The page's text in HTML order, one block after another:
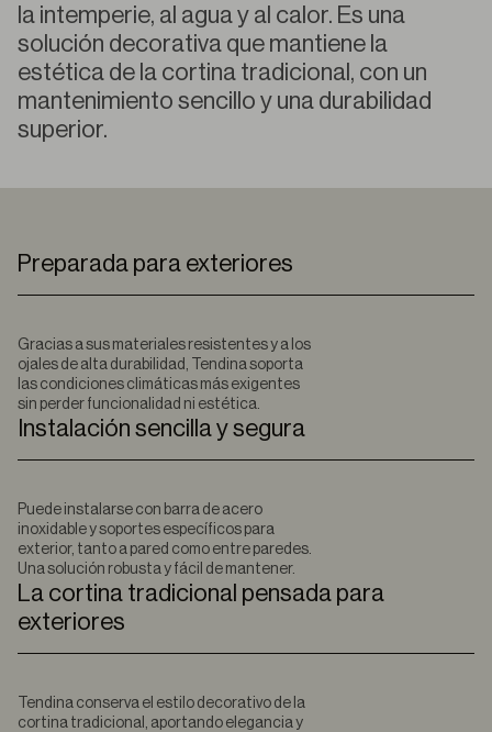
la intemperie, al agua y al calor. Es una
solución decorativa que mantiene la
estética de la cortina tradicional, con un
mantenimiento sencillo y una durabilidad
superior.
Preparada para exteriores
Gracias a sus materiales resistentes y a los
ojales de alta durabilidad, Tendina soporta
las condiciones climáticas más exigentes
sin perder funcionalidad ni estética.
Instalación sencilla y segura
Puede instalarse con barra de acero
inoxidable y soportes específicos para
exterior, tanto a pared como entre paredes.
Una solución robusta y fácil de mantener.
La cortina tradicional pensada para
exteriores
Tendina conserva el estilo decorativo de la
cortina tradicional, aportando elegancia y